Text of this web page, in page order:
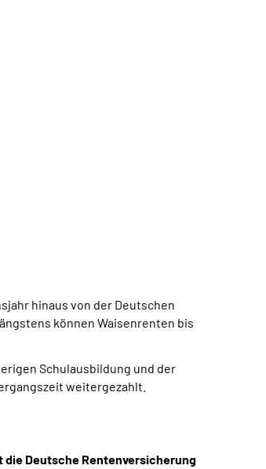
hinaus von der Deutschen
können Waisenrenten bis
Schulausbildung und der
weitergezahlt.
Deutsche Rentenversicherung